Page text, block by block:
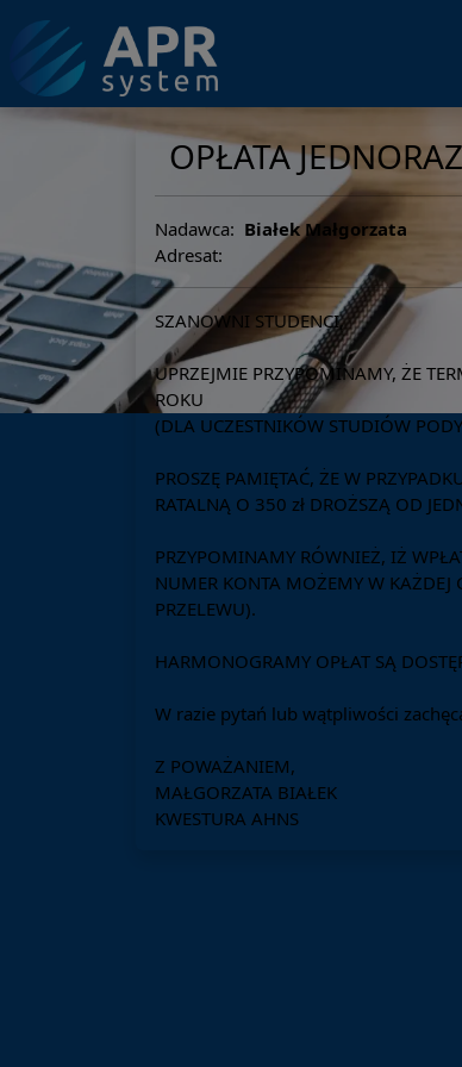
OPŁATA
Nadawca: Białek Małgorzata
Adresat:
SZANOWNI STUDENCI,
UPRZEJMIE PRZYPOMINAMY, ŻE
ROKU
(DLA UCZESTNIKÓW STUDIÓW
PROSZĘ PAMIĘTAĆ, ŻE W
RATALNĄ O 350 zł DROŻSZĄ OD
PRZYPOMINAMY RÓWNIEŻ, IŻ
NUMER KONTA MOŻEMY W
PRZELEWU).
HARMONOGRAMY OPŁAT SĄ
W razie pytań lub wątpliwości
Z POWAŻANIEM,
MAŁGORZATA BIAŁEK
KWESTURA AHNS